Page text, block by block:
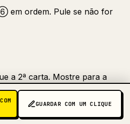
em ordem. Pule se não for
a 2ª carta. Mostre para a
GUARDAR COM UM CLIQUE